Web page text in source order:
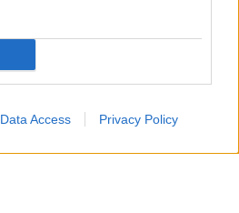
Data Access Privacy Policy